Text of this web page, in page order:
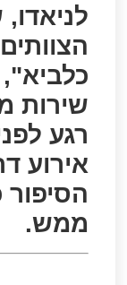
שירות
רגע
אירוע
הסיפור
ממש.